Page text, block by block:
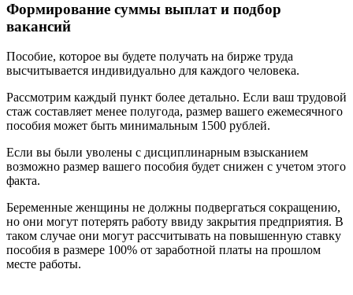
Формирование суммы выплат и подбор
вакансий
Пособие, которое вы будете получать на бирже труда
высчитывается индивидуально для каждого человека.
Рассмотрим каждый пункт более детально. Если ваш трудовой
стаж составляет менее полугода, размер вашего ежемесячного
пособия может быть минимальным 1500 рублей.
Если вы были уволены с дисциплинарным взысканием
возможно размер вашего пособия будет снижен с учетом этого
факта.
Беременные женщины не должны подвергаться сокращению,
но они могут потерять работу ввиду закрытия предприятия. В
таком случае они могут рассчитывать на повышенную ставку
пособия в размере 100% от заработной платы на прошлом
месте работы.